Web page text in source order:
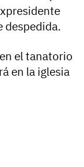
despedida.
el tanatorio
en la iglesia